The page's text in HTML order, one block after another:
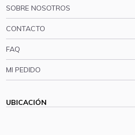
SOBRE NOSOTROS
CONTACTO
FAQ
MI PEDIDO
UBICACIÓN